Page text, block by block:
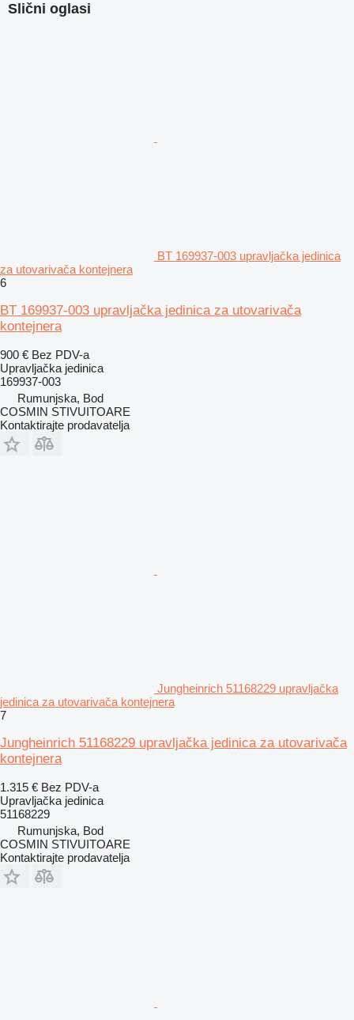
Slični oglasi
BT 169937-003 upravljačka jedinica
za utovarivača kontejnera
6
BT 169937-003 upravljačka jedinica za utovarivača
kontejnera
900 € Bez PDV-a
Upravljačka jedinica
169937-003
Rumunjska, Bod
COSMIN STIVUITOARE
Kontaktirajte prodavatelja
Jungheinrich 51168229 upravljačka
jedinica za utovarivača kontejnera
7
Jungheinrich 51168229 upravljačka jedinica za utovarivača
kontejnera
1.315 € Bez PDV-a
Upravljačka jedinica
51168229
Rumunjska, Bod
COSMIN STIVUITOARE
Kontaktirajte prodavatelja